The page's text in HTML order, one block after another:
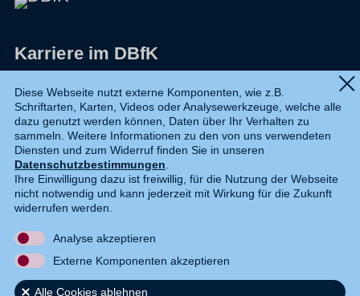
Karriere im DBfK
Datenschutz
Shop
Widerruf
Kontakt
DE EN
Diese Webseite nutzt externe Komponenten, wie z.B.
Schriftarten, Karten, Videos oder Analysewerkzeuge, welche alle
dazu genutzt werden können, Daten über Ihr Verhalten zu
sammeln. Weitere Informationen zu den von uns verwendeten
Diensten und zum Widerruf finden Sie in unseren
Datenschutzbestimmungen.
Ihre Einwilligung dazu ist freiwillig, für die Nutzung der Webseite
nicht notwendig und kann jederzeit mit Wirkung für die Zukunft
widerrufen werden.
Analyse akzeptieren
Externe Komponenten akzeptieren
Alle Cookies ablehnen